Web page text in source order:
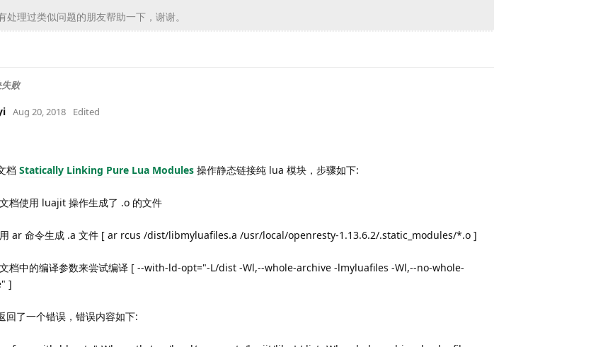
处理过类似问题的朋友帮助一下，谢谢。
败
Aug 20, 2018 Edited
档 Statically Linking Pure Lua Modules 操作静态链接纯 lua 模块，步骤如下:
档使用 luajit 操作生成了 .o 的文件
ar 命令生成 .a 文件 [ ar rcus /dist/libmyluafiles.a /usr/local/openresty-1.13.6.2/.static_modules/*.o ]
档中的编译参数来尝试编译 [ --with-ld-opt="-L/dist -Wl,--whole-archive -lmyluafiles -Wl,--no-whole-
]
回了一个错误，错误内容如下: